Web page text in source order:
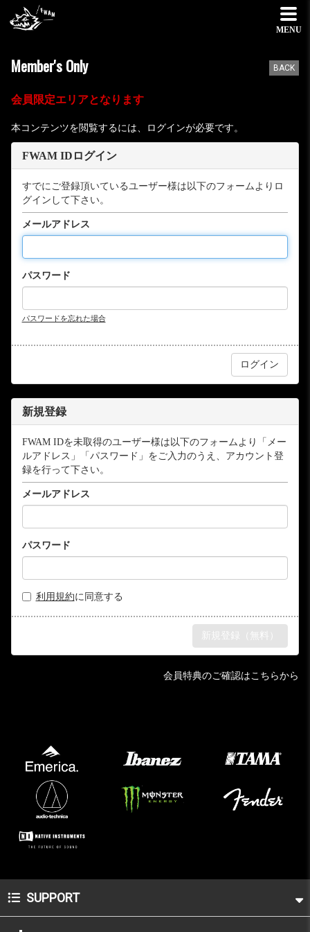
MENU
Member's Only BACK
会員限定エリアとなります
本コンテンツを閲覧するには、ログインが必要です。
FWAM IDログイン
すでにご登録頂いているユーザー様は以下のフォームよりロ
グインして下さい。
メールアドレス
パスワード
パスワードを忘れた場合
新規登録
FWAM IDを未取得のユーザー様は以下のフォームより「メー
ルアドレス」「パスワード」をご入力のうえ、アカウント登
録を行って下さい。
メールアドレス
パスワード
利用規約に同意する
会員特典のご確認はこちらから
SUPPORT